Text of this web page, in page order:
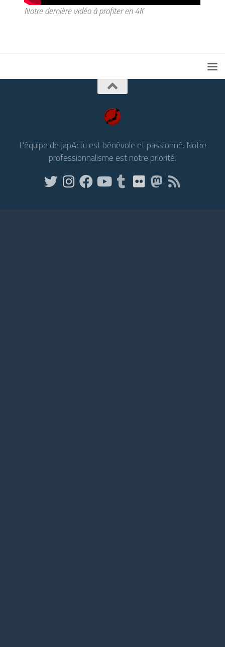
Notre dernière vidéo à profiter en 4K
L'équipe de JapActu est bénévole et passionné. Notre
professionnalisme est notre priorité.